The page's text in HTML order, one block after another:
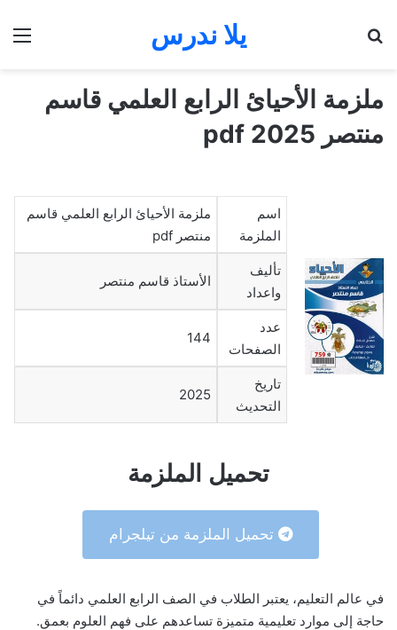
يلا ندرس
ملزمة الأحيائ الرابع العلمي قاسم
منتصر 2025 pdf
اسم
الملزمة
ملزمة الأحيائ الرابع العلمي قاسم
منتصر pdf
تأليف
واعداد
الأستاذ قاسم منتصر
عدد
الصفحات
144
تاريخ
التحديث
2025
تحميل الملزمة
تحميل الملزمة من تيلجرام
في عالم التعليم، يعتبر الطلاب في الصف الرابع العلمي دائماً في
حاجة إلى موارد تعليمية متميزة تساعدهم على فهم العلوم بعمق.